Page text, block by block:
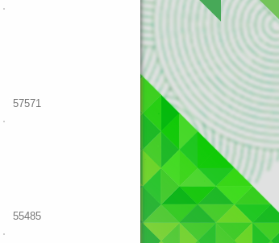
57571
55485